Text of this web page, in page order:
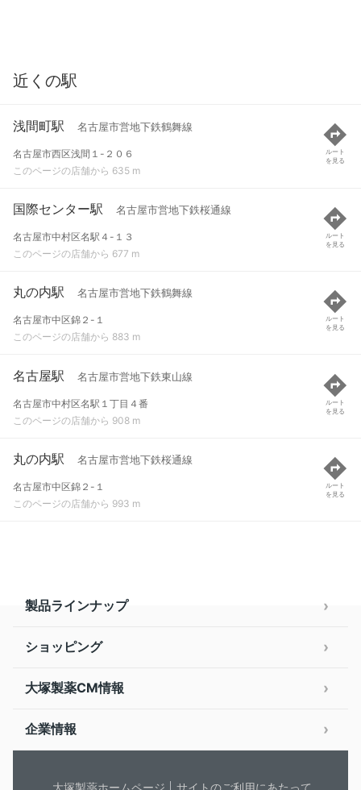
近くの駅
浅間町駅 名古屋市営地下鉄鶴舞線
名古屋市西区浅間１-２０６
このページの店舗から 635 m
ルート
を見る
国際センター駅 名古屋市営地下鉄桜通線
名古屋市中村区名駅４-１３
このページの店舗から 677 m
ルート
を見る
丸の内駅 名古屋市営地下鉄鶴舞線
名古屋市中区錦２-１
このページの店舗から 883 m
ルート
を見る
名古屋駅 名古屋市営地下鉄東山線
名古屋市中村区名駅１丁目４番
このページの店舗から 908 m
ルート
を見る
丸の内駅 名古屋市営地下鉄桜通線
名古屋市中区錦２-１
このページの店舗から 993 m
ルート
を見る
製品ラインナップ
ショッピング
大塚製薬CM情報
企業情報